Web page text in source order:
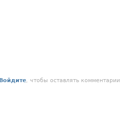
Войдите, чтобы оставлять комментарии